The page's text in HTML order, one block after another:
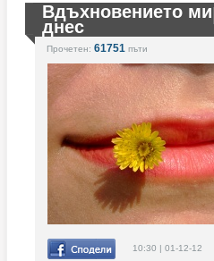
Вдъхновението ми
днес
Прочетен: 61751 пъти
10:30 | 01-12-12